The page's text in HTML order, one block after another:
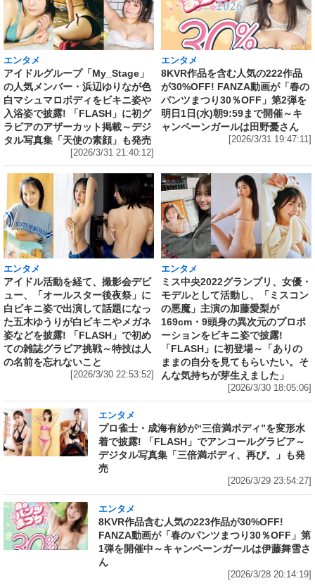
エンタメ
アイドルグループ「My_Stage」
の人気メンバー・浜辺ゆりなが色
白マシュマロボディをビキニ姿や
入浴姿で披露! 「FLASH」に初グ
ラビアのアザーカット掲載～デジ
タル写真集「天使の素顔」も発売
[2026/3/31 21:40:12]
エンタメ
8KVR作品を含む人気の222作品
が30%OFF! FANZA動画が「春の
パンツまつり30％OFF」第2弾を
明日1日(水)朝9:59まで開催～キ
ャンペーンガールは田野憂さん
[2026/3/31 19:47:11]
エンタメ
アイドル活動を経て、撮影会デビ
ュー、「オールスター後夜祭」に
白ビキニ姿で出演して話題になっ
た五木ゆうりが白ビキニやメガネ
姿などを披露! 「FLASH」で初め
ての雑誌グラビア挑戦～特技は人
の名前を忘れないこと
[2026/3/30 22:53:52]
エンタメ
ミス中央2022グランプリ、女優・
モデルとして活動し、「ミスコン
の悪魔」主演の加藤愛梨が
169cm・9頭身の異次元のプロポ
ーションをビキニ姿で披露!
「FLASH」に初登場～「ありの
ままの自分を見てもらいたい。そ
んな気持ちが芽生えました」
[2026/3/30 18:05:06]
エンタメ
プロ雀士・成海有紗が“三倍満ボディ”を変形水
着で披露! 「FLASH」でアンコールグラビア～
デジタル写真集「三倍満ボディ、再び。」も発
売
[2026/3/29 23:54:27]
エンタメ
8KVR作品含む人気の223作品が30%OFF!
FANZA動画が「春のパンツまつり30％OFF」第
1弾を開催中～キャンペーンガールは伊藤舞雪さ
ん
[2026/3/28 20:14:19]